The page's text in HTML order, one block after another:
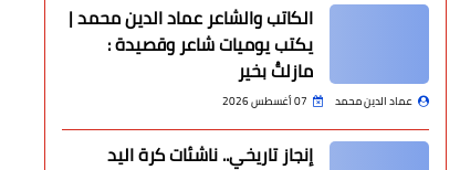
الكاتب والشاعر عماد الدين محمد |
يكتب يوميات شاعر وقصيدة :
مازلتُ بخير
عماد الدين محمد 07 أغسطس 2026
إنجاز تاريخي.. ناشئات كرة اليد